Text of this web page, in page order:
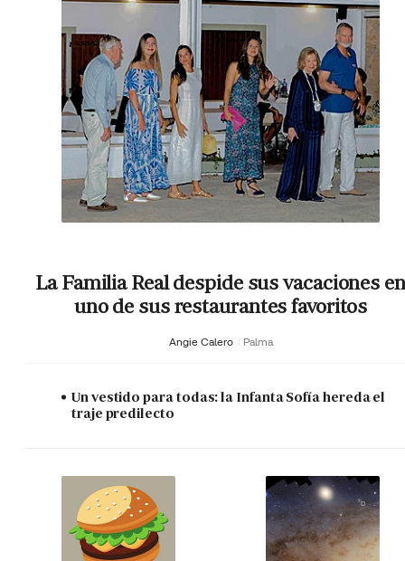
La Familia Real despide sus vacaciones en
uno de sus restaurantes favoritos
Angie Calero Palma
Un vestido para todas: la Infanta Sofía hereda el
traje predilecto